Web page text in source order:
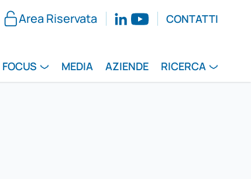
Area Riservata CONTATTI
FOCUS MEDIA AZIENDE RICERCA